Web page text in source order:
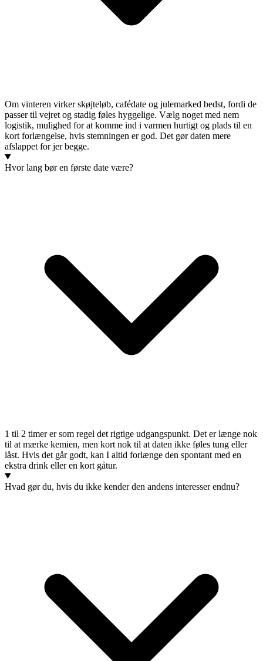
Om vinteren virker skøjteløb, cafédate og julemarked bedst, fordi de
passer til vejret og stadig føles hyggelige. Vælg noget med nem
logistik, mulighed for at komme ind i varmen hurtigt og plads til en
kort forlængelse, hvis stemningen er god. Det gør daten mere
afslappet for jer begge.
Hvor lang bør en første date være?
1 til 2 timer er som regel det rigtige udgangspunkt. Det er længe nok
til at mærke kemien, men kort nok til at daten ikke føles tung eller
låst. Hvis det går godt, kan I altid forlænge den spontant med en
ekstra drink eller en kort gåtur.
Hvad gør du, hvis du ikke kender den andens interesser endnu?